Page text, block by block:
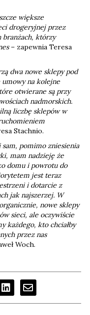
większe
drogeryjnej przez
branżach, którzy
– zapewnia Teresa
dwa nowe sklepy pod
umowy na kolejne
otwierane są przy
nadmorskich.
liczbę sklepów w
Stachnio.
pomimo zniesienia
mam nadzieję że
domu i powrotu do
jest teraz
i dotarcie z
jak najszerzej. W
nowe sklepy
sieci, ale oczywiście
każdego, kto chciałby
przez nas
Woch.